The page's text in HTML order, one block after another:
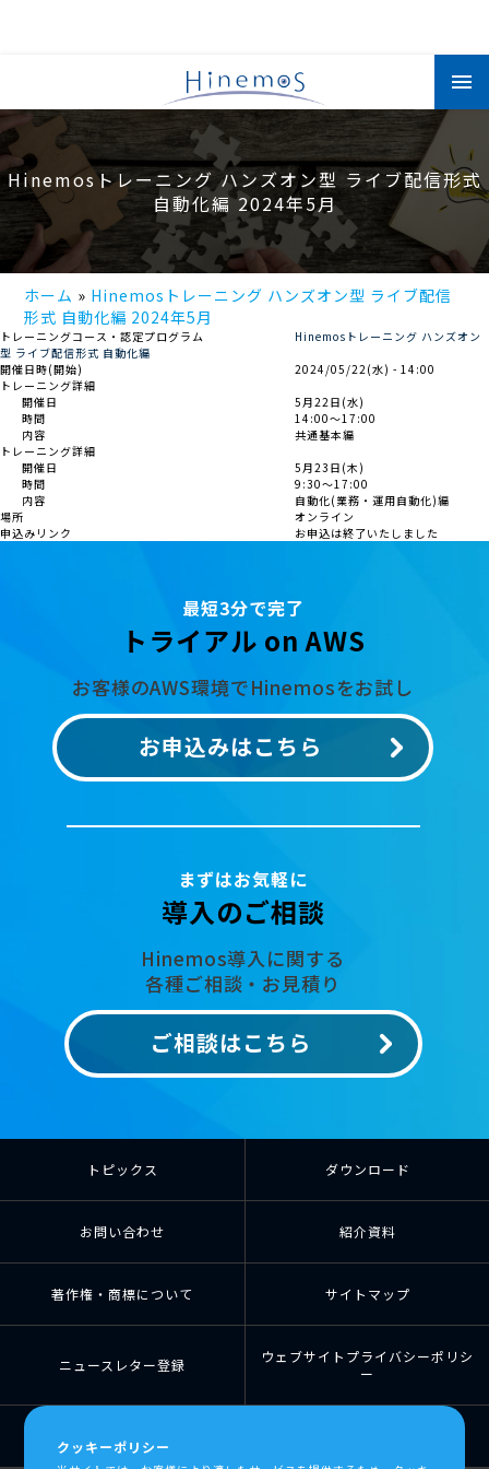
コ
ン
テ
ツHinemosトレーニング ハンズオン型 ライブ配信形式
自動化編 2024年5月
ホーム
Hinemosトレーニング ハンズオン型 ライブ配信
形式 自動化編 2024年5月
トレーニングコース・認定プログラム
Hinemosトレーニング ハンズオン
型 ライブ配信形式 自動化編
開催日時(開始)
2024/05/22(水) - 14:00
トレーニング詳細
開催日
5月22日(水)
時間
14:00～17:00
内容
共通基本編
トレーニング詳細
開催日
5月23日(木)
時間
9:30～17:00
内容
自動化(業務・運用自動化)編
場所
オンライン
申込みリンク
お申込は終了いたしました
最短3分で完了
トライアル on AWS
お客様のAWS環境でHinemosをお試し
お申込みはこちら
まずはお気軽に
導入のご相談
Hinemos導入に関する
各種ご相談・お見積り
ご相談はこちら
トピックス ダウンロード
お問い合わせ 紹介資料
著作権・商標について サイトマップ
ニュースレター登録
ウェブサイトプライバシーポリシ
ー
クッキーポリシー